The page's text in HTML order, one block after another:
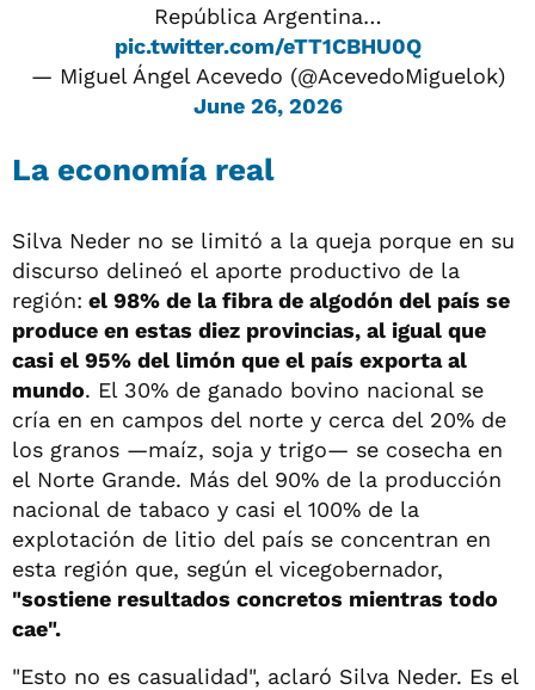
República Argentina…
pic.twitter.com/eTT1CBHU0Q
— Miguel Ángel Acevedo (@AcevedoMiguelok)
June 26, 2026
La economía real
Silva Neder no se limitó a la queja porque en su
discurso delineó el aporte productivo de la
región: el 98% de la fibra de algodón del país se
produce en estas diez provincias, al igual que
casi el 95% del limón que el país exporta al
mundo. El 30% de ganado bovino nacional se
cría en en campos del norte y cerca del 20% de
los granos —maíz, soja y trigo— se cosecha en
el Norte Grande. Más del 90% de la producción
nacional de tabaco y casi el 100% de la
explotación de litio del país se concentran en
esta región que, según el vicegobernador,
"sostiene resultados concretos mientras todo
cae".
"Esto no es casualidad", aclaró Silva Neder. Es el